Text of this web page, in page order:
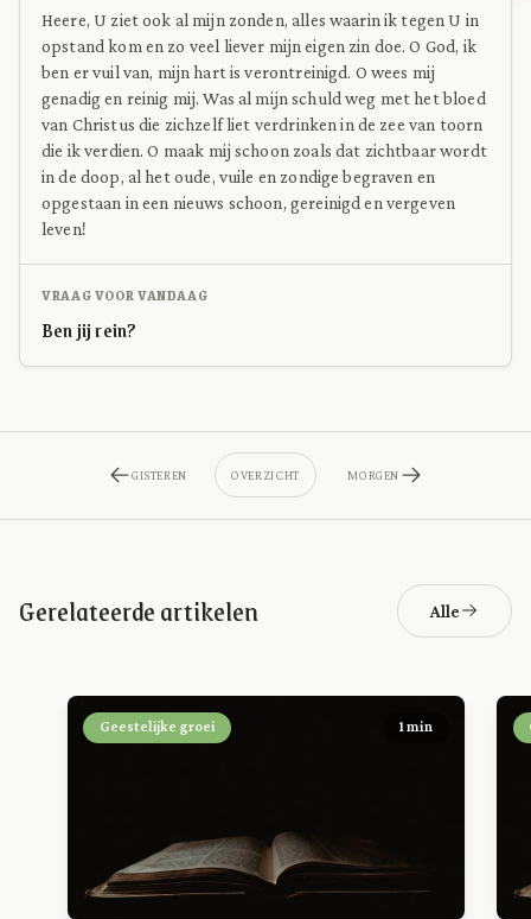
Heere, U ziet ook al mijn zonden, alles waarin ik tegen U in
opstand kom en zo veel liever mijn eigen zin doe. O God, ik
ben er vuil van, mijn hart is verontreinigd. O wees mij
genadig en reinig mij. Was al mijn schuld weg met het bloed
van Christus die zichzelf liet verdrinken in de zee van toorn
die ik verdien. O maak mij schoon zoals dat zichtbaar wordt
in de doop, al het oude, vuile en zondige begraven en
opgestaan in een nieuws schoon, gereinigd en vergeven
leven!
VRAAG VOOR VANDAAG
Ben jij rein?
GISTEREN OVERZICHT MORGEN
Gerelateerde artikelen Alle
Geestelijke groei 1 min